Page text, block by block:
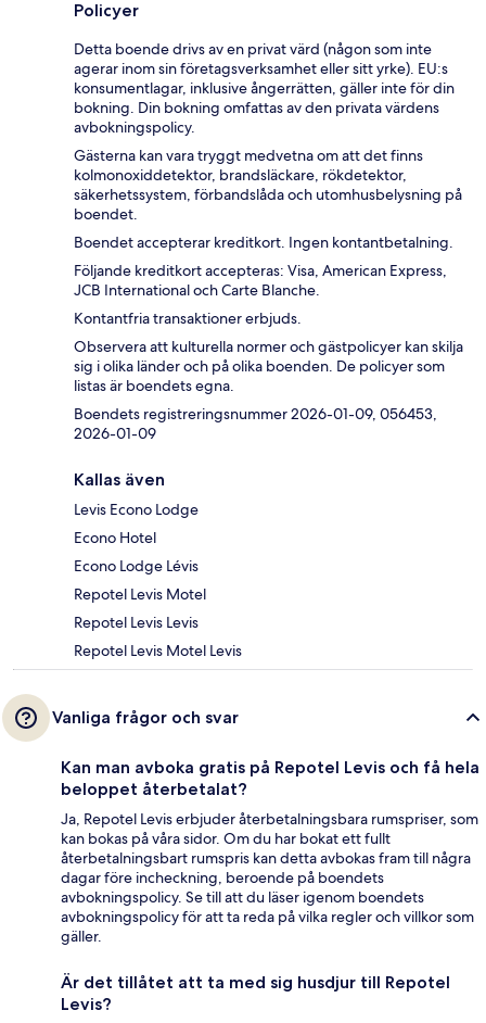
Policyer
Detta boende drivs av en privat värd (någon som inte
agerar inom sin företagsverksamhet eller sitt yrke). EU:s
konsumentlagar, inklusive ångerrätten, gäller inte för din
bokning. Din bokning omfattas av den privata värdens
avbokningspolicy.
Gästerna kan vara tryggt medvetna om att det finns
kolmonoxiddetektor, brandsläckare, rökdetektor,
säkerhetssystem, förbandslåda och utomhusbelysning på
boendet.
Boendet accepterar kreditkort. Ingen kontantbetalning.
Följande kreditkort accepteras: Visa, American Express,
JCB International och Carte Blanche.
Kontantfria transaktioner erbjuds.
Observera att kulturella normer och gästpolicyer kan skilja
sig i olika länder och på olika boenden. De policyer som
listas är boendets egna.
Boendets registreringsnummer 2026-01-09, 056453,
2026-01-09
Kallas även
Levis Econo Lodge
Econo Hotel
Econo Lodge Lévis
Repotel Levis Motel
Repotel Levis Levis
Repotel Levis Motel Levis
Vanliga frågor och svar
Kan man avboka gratis på Repotel Levis och få hela
beloppet återbetalat?
Ja, Repotel Levis erbjuder återbetalningsbara rumspriser, som
kan bokas på våra sidor. Om du har bokat ett fullt
återbetalningsbart rumspris kan detta avbokas fram till några
dagar före incheckning, beroende på boendets
avbokningspolicy. Se till att du läser igenom boendets
avbokningspolicy för att ta reda på vilka regler och villkor som
gäller.
Är det tillåtet att ta med sig husdjur till Repotel
Levis?